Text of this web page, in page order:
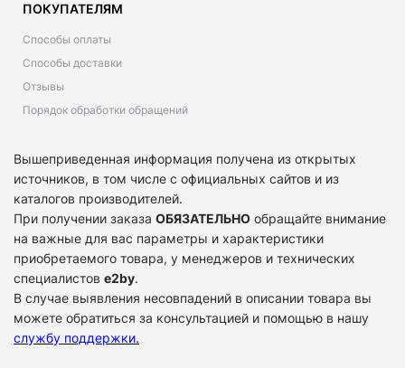
ПОКУПАТЕЛЯМ
Способы оплаты
Способы доставки
Отзывы
Порядок обработки обращений
Вышеприведенная информация получена из открытых
источников, в том числе с официальных сайтов и из
каталогов производителей.
При получении заказа ОБЯЗАТЕЛЬНО обращайте внимание
на важные для вас параметры и характеристики
приобретаемого товара, у менеджеров и технических
специалистов e2by.
В случае выявления несовпадений в описании товара вы
можете обратиться за консультацией и помощью в нашу
службу поддержки.